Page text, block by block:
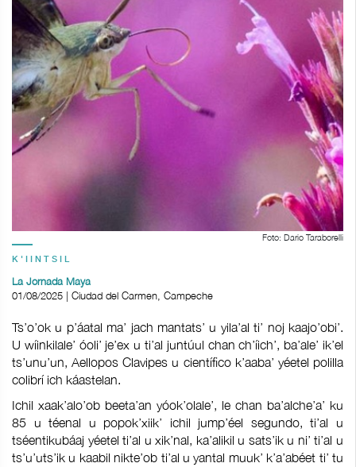
Foto: Dario Taraborelli
K'IINTSIL
La Jornada Maya
01/08/2025 | Ciudad del Carmen, Campeche
Ts’o’ok u p’áatal ma’ jach mantats’ u yila’al ti’ noj kaajo’obi’.
U wíinkilale’ óoli’ je’ex u ti’al juntúul chan ch’íich’, ba’ale’ ik’el
ts’unu’un, Aellopos Clavipes u científico k’aaba’ yéetel polilla
colibrí ich káastelan.
Ichil xaak’alo’ob beeta’an yóok’olale’, le chan ba’alche’a’ ku
85 u téenal u popok’xiik’ ichil jump’éel segundo, ti’al u
tséentikubáaj yéetel ti’al u xik’nal, ka’alikil u sats’ik u ni’ ti’al u
ts’u’uts’ik u kaabil nikte’ob ti’al u yantal muuk’ k’a’abéet ti’ tu